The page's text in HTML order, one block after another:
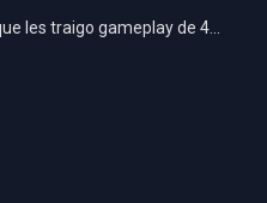
les traigo gameplay de 4…